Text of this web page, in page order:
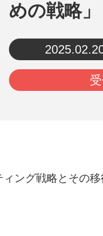
めの戦略
ング戦略とその